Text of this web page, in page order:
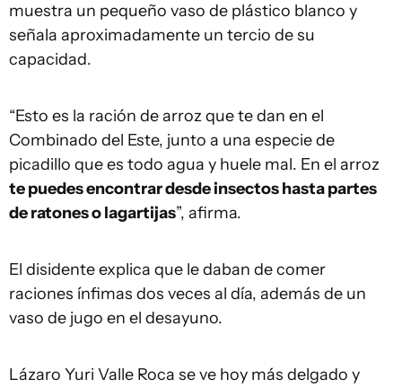
muestra un pequeño vaso de plástico blanco y
señala aproximadamente un tercio de su
capacidad.
“Esto es la ración de arroz que te dan en el
Combinado del Este, junto a una especie de
picadillo que es todo agua y huele mal. En el arroz
te puedes encontrar desde insectos hasta partes
de ratones o lagartijas”, afirma.
El disidente explica que le daban de comer
raciones ínfimas dos veces al día, además de un
vaso de jugo en el desayuno.
Lázaro Yuri Valle Roca se ve hoy más delgado y